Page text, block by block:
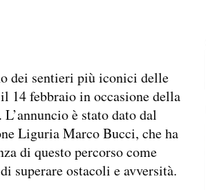
dei sentieri più iconici delle
14 febbraio in occasione della
è stato dato dal
Liguria Marco Bucci, che ha
di questo percorso come
superare ostacoli e avversità.